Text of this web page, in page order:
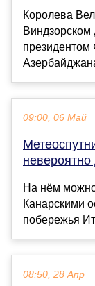
Королева
Виндзорском
президентом
09:00, 06 Май
На нём
Канарскими
побережья
08:50, 28 Апр